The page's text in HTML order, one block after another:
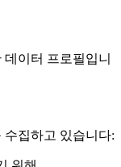
이터 프로필입니
수집하고 있습니다: